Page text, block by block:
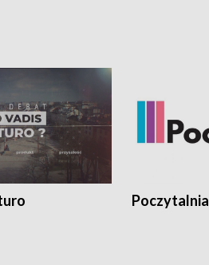
Poczytalnia